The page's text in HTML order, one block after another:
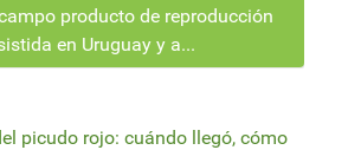
producto de reproducción
en Uruguay y a...
picudo rojo: cuándo llegó, cómo